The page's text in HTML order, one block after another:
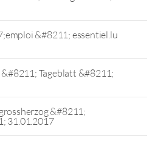
&#8211; essentiel.lu
Tageblatt &#8211;
&#8211;
31.01.2017